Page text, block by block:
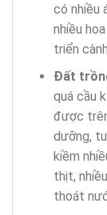
có nhiều
nhiều
triển
Đất
quá cầu
được
dưỡng,
kiềm
thịt,
thoát